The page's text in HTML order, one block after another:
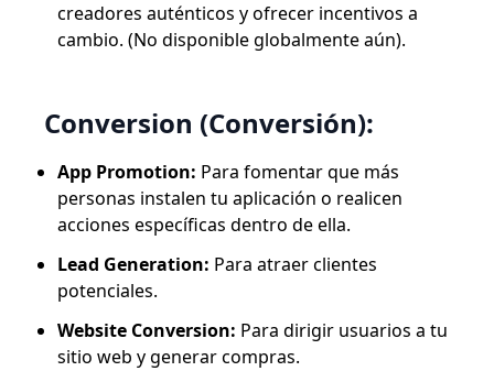
creadores auténticos y ofrecer incentivos a
cambio. (No disponible globalmente aún).
Conversion (Conversión):
App Promotion: Para fomentar que más
personas instalen tu aplicación o realicen
acciones específicas dentro de ella.
Lead Generation: Para atraer clientes
potenciales.
Website Conversion: Para dirigir usuarios a tu
sitio web y generar compras.